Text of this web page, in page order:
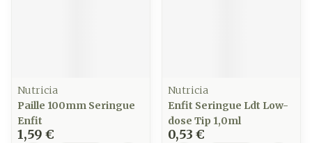
Nutricia
Paille 100mm Seringue
Enfit
1,59 €
Nutricia
Enfit Seringue Ldt Low-
dose Tip 1,0ml
0,53 €